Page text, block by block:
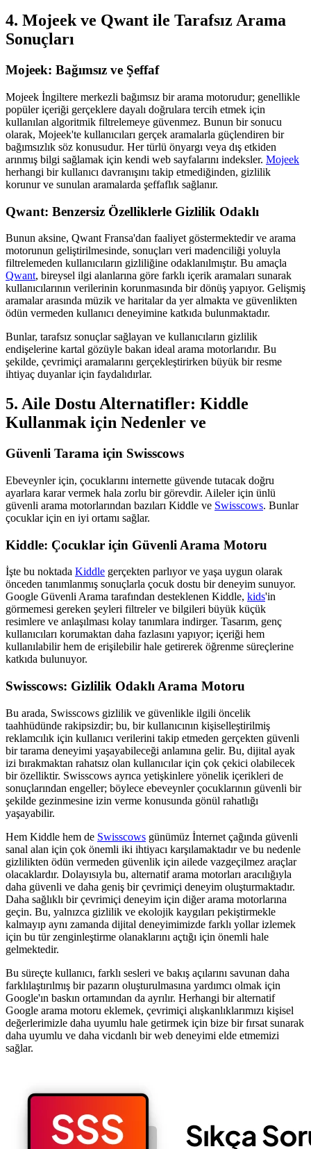
4. Mojeek ve Qwant ile Tarafsız Arama
Sonuçları
Mojeek: Bağımsız ve Şeffaf
Mojeek İngiltere merkezli bağımsız bir arama motorudur; genellikle
popüler içeriği gerçeklere dayalı doğrulara tercih etmek için
kullanılan algoritmik filtrelemeye güvenmez. Bunun bir sonucu
olarak, Mojeek'te kullanıcıları gerçek aramalarla güçlendiren bir
bağımsızlık söz konusudur. Her türlü önyargı veya dış etkiden
arınmış bilgi sağlamak için kendi web sayfalarını indeksler. Mojeek
herhangi bir kullanıcı davranışını takip etmediğinden, gizlilik
korunur ve sunulan aramalarda şeffaflık sağlanır.
Qwant: Benzersiz Özelliklerle Gizlilik Odaklı
Bunun aksine, Qwant Fransa'dan faaliyet göstermektedir ve arama
motorunun geliştirilmesinde, sonuçları veri madenciliği yoluyla
filtrelemeden kullanıcıların gizliliğine odaklanılmıştır. Bu amaçla
Qwant, bireysel ilgi alanlarına göre farklı içerik aramaları sunarak
kullanıcılarının verilerinin korunmasında bir dönüş yapıyor. Gelişmiş
aramalar arasında müzik ve haritalar da yer almakta ve güvenlikten
ödün vermeden kullanıcı deneyimine katkıda bulunmaktadır.
Bunlar, tarafsız sonuçlar sağlayan ve kullanıcıların gizlilik
endişelerine kartal gözüyle bakan ideal arama motorlarıdır. Bu
şekilde, çevrimiçi aramalarını gerçekleştirirken büyük bir resme
ihtiyaç duyanlar için faydalıdırlar.
5. Aile Dostu Alternatifler: Kiddle
Kullanmak için Nedenler ve
Güvenli Tarama için Swisscows
Ebeveynler için, çocuklarını internette güvende tutacak doğru
ayarlara karar vermek hala zorlu bir görevdir. Aileler için ünlü
güvenli arama motorlarından bazıları Kiddle ve Swisscows. Bunlar
çocuklar için en iyi ortamı sağlar.
Kiddle: Çocuklar için Güvenli Arama Motoru
İşte bu noktada Kiddle gerçekten parlıyor ve yaşa uygun olarak
önceden tanımlanmış sonuçlarla çocuk dostu bir deneyim sunuyor.
Google Güvenli Arama tarafından desteklenen Kiddle, kids'in
görmemesi gereken şeyleri filtreler ve bilgileri büyük küçük
resimlere ve anlaşılması kolay tanımlara indirger. Tasarım, genç
kullanıcıları korumaktan daha fazlasını yapıyor; içeriği hem
kullanılabilir hem de erişilebilir hale getirerek öğrenme süreçlerine
katkıda bulunuyor.
Swisscows: Gizlilik Odaklı Arama Motoru
Bu arada, Swisscows gizlilik ve güvenlikle ilgili öncelik
taahhüdünde rakipsizdir; bu, bir kullanıcının kişiselleştirilmiş
reklamcılık için kullanıcı verilerini takip etmeden gerçekten güvenli
bir tarama deneyimi yaşayabileceği anlamına gelir. Bu, dijital ayak
izi bırakmaktan rahatsız olan kullanıcılar için çok çekici olabilecek
bir özelliktir. Swisscows ayrıca yetişkinlere yönelik içerikleri de
sonuçlarından engeller; böylece ebeveynler çocuklarının güvenli bir
şekilde gezinmesine izin verme konusunda gönül rahatlığı
yaşayabilir.
Hem Kiddle hem de Swisscows günümüz İnternet çağında güvenli
sanal alan için çok önemli iki ihtiyacı karşılamaktadır ve bu nedenle
gizlilikten ödün vermeden güvenlik için ailede vazgeçilmez araçlar
olacaklardır. Dolayısıyla bu, alternatif arama motorları aracılığıyla
daha güvenli ve daha geniş bir çevrimiçi deneyim oluşturmaktadır.
Daha sağlıklı bir çevrimiçi deneyim için diğer arama motorlarına
geçin. Bu, yalnızca gizlilik ve ekolojik kaygıları pekiştirmekle
kalmayıp aynı zamanda dijital deneyimimizde farklı yollar izlemek
için bu tür zenginleştirme olanaklarını açtığı için önemli hale
gelmektedir.
Bu süreçte kullanıcı, farklı sesleri ve bakış açılarını savunan daha
farklılaştırılmış bir pazarın oluşturulmasına yardımcı olmak için
Google'ın baskın ortamından da ayrılır. Herhangi bir alternatif
Google arama motoru eklemek, çevrimiçi alışkanlıklarımızı kişisel
değerlerimizle daha uyumlu hale getirmek için bize bir fırsat sunarak
daha uyumlu ve daha vicdanlı bir web deneyimi elde etmemizi
sağlar.